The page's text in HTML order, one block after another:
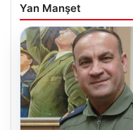
Yan Manşet